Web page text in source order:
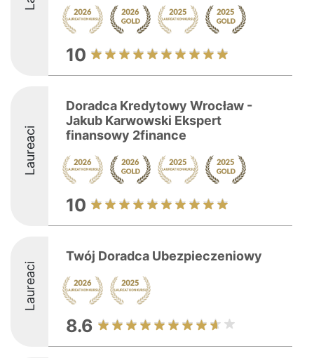
10
Laureaci
Doradca Kredytowy Wrocław -
Jakub Karwowski Ekspert
finansowy 2finance
10
Laureaci
Twój Doradca Ubezpieczeniowy
8.6